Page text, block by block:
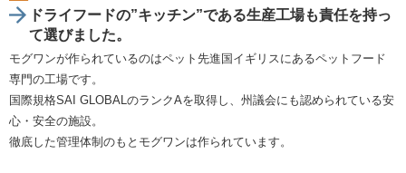
ドライフードの”キッチン”である生産工場も責任を持っ
て選びました。
モグワンが作られているのはペット先進国イギリスにあるペットフード
専門の工場です。
国際規格SAI GLOBALのランクAを取得し、州議会にも認められている安
心・安全の施設。
徹底した管理体制のもとモグワンは作られています。